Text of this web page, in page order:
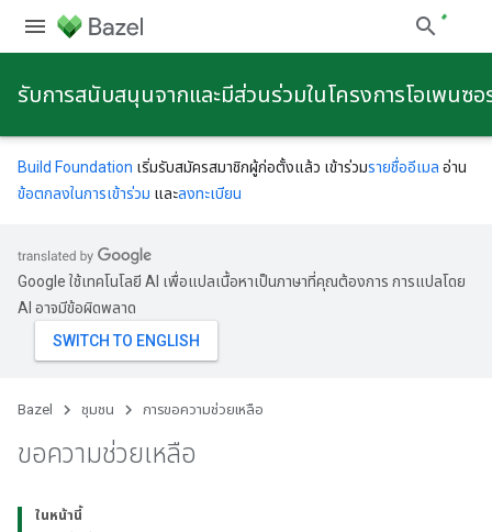
รับการสนับสนุนจากและมีส่วนร่วมในโครงการโอเพนซ
Build Foundation เริ่มรับสมัครสมาชิกผู้ก่อตั้งแล้ว เข้าร่วมรายชื่ออีเมล อ่าน
ข้อตกลงในการเข้าร่วม และลงทะเบียน
Google ใช้เทคโนโลยี AI เพื่อแปลเนื้อหาเป็นภาษาที่คุณต้องการ การแปลโดย
AI อาจมีข้อผิดพลาด
Bazel ชุมชน การขอความช่วยเหลือ
ขอความช่วยเหลือ
ในหน้านี้